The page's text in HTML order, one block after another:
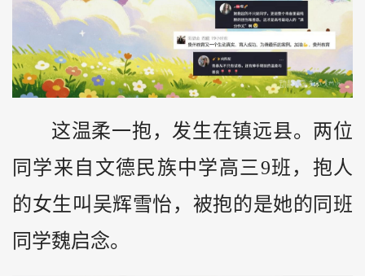
这温柔一抱，发生在镇远县。两位
同学来自文德民族中学高三9班，抱人
的女生叫吴辉雪怡，被抱的是她的同班
同学魏启念。